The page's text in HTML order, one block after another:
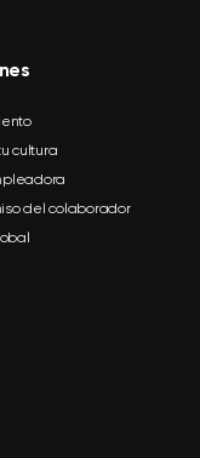
cultura
del colaborador